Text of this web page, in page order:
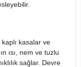
kasalar ve
ısı, nem ve tuzlu
sağlar. Devre